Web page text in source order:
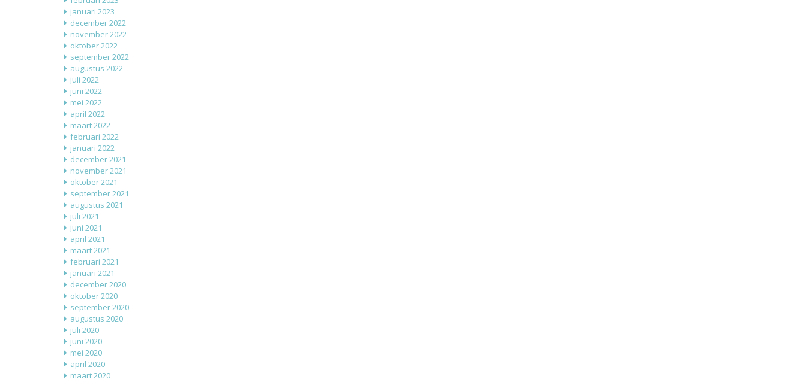
januari 2023
december 2022
november 2022
oktober 2022
september 2022
augustus 2022
juli 2022
juni 2022
mei 2022
april 2022
maart 2022
februari 2022
januari 2022
december 2021
november 2021
oktober 2021
september 2021
augustus 2021
juli 2021
juni 2021
april 2021
maart 2021
februari 2021
januari 2021
december 2020
oktober 2020
september 2020
augustus 2020
juli 2020
juni 2020
mei 2020
april 2020
maart 2020